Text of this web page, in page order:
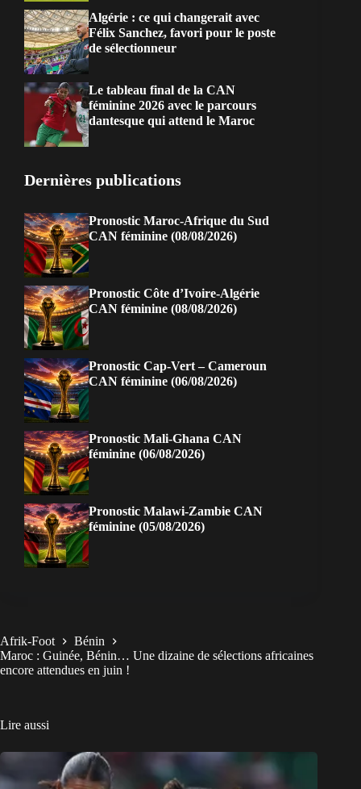
Algérie : ce qui changerait avec
Félix Sanchez, favori pour le poste
de sélectionneur
Le tableau final de la CAN
féminine 2026 avec le parcours
dantesque qui attend le Maroc
Dernières publications
Pronostic Maroc-Afrique du Sud
CAN féminine (08/08/2026)
Pronostic Côte d’Ivoire-Algérie
CAN féminine (08/08/2026)
Pronostic Cap-Vert – Cameroun
CAN féminine (06/08/2026)
Pronostic Mali-Ghana CAN
féminine (06/08/2026)
Pronostic Malawi-Zambie CAN
féminine (05/08/2026)
Afrik-Foot
Bénin
Maroc : Guinée, Bénin… Une dizaine de sélections africaines
encore attendues en juin !
Lire aussi